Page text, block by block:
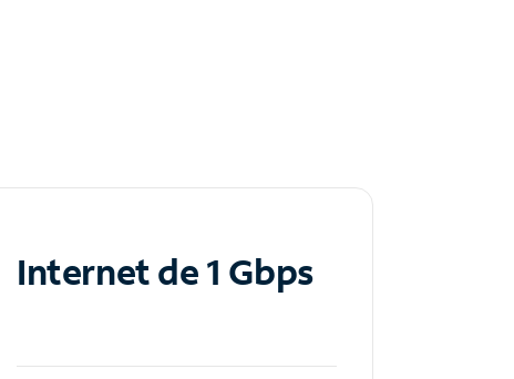
Internet de 1 Gbps